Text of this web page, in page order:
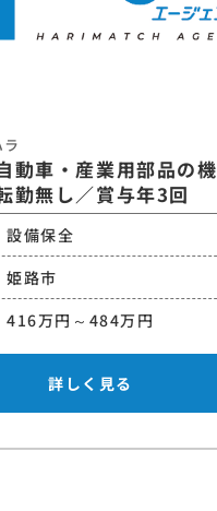
動車・産業用部品の
勤無し／賞与年3回
設備保全
姫路市
416万円～484万円
詳しく見る